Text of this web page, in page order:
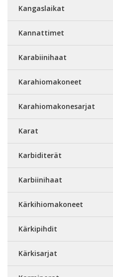
Kangaslaikat
Kannattimet
Karabiinihaat
Karahiomakoneet
Karahiomakonesarjat
Karat
Karbiditerät
Karbiinihaat
Kärkihiomakoneet
Kärkipihdit
Kärkisarjat